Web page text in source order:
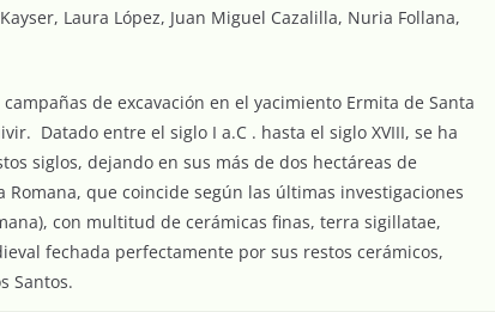
Laura López, Juan Miguel Cazalilla, Nuria Follana,
de excavación en el yacimiento Ermita de Santa
Datado entre el siglo I a.C . hasta el siglo XVIII, se ha
siglos, dejando en sus más de dos hectáreas de
que coincide según las últimas investigaciones
con multitud de cerámicas finas, terra sigillatae,
fechada perfectamente por sus restos cerámicos,
Santos.